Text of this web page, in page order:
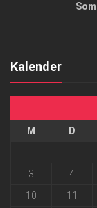
Kalender
M D
3
4
10
11